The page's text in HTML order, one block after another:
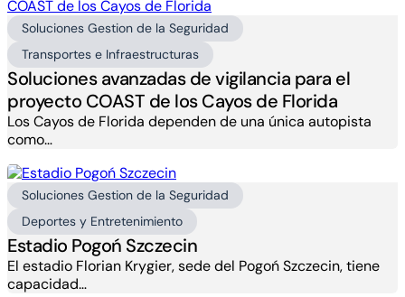
Soluciones Gestion de la Seguridad
Transportes e Infraestructuras
Soluciones avanzadas de vigilancia para el
proyecto COAST de los Cayos de Florida
Los Cayos de Florida dependen de una única autopista
como…
Soluciones Gestion de la Seguridad
Deportes y Entretenimiento
Estadio Pogoń Szczecin
El estadio Florian Krygier, sede del Pogoń Szczecin, tiene
capacidad…